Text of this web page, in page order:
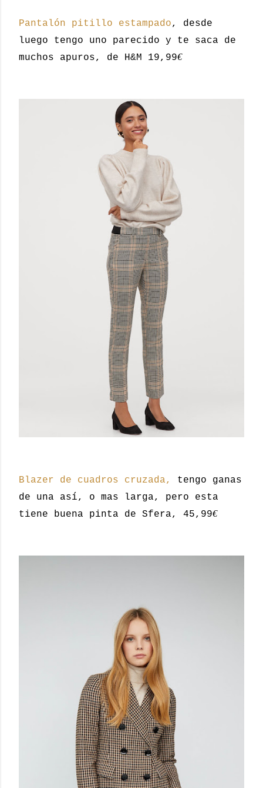
Pantalón pitillo estampado, desde
luego tengo uno parecido y te saca de
muchos apuros, de H&M 19,99€
Blazer de cuadros cruzada,
tengo ganas
de una así, o mas larga, pero esta
tiene buena pinta de Sfera, 45,99€